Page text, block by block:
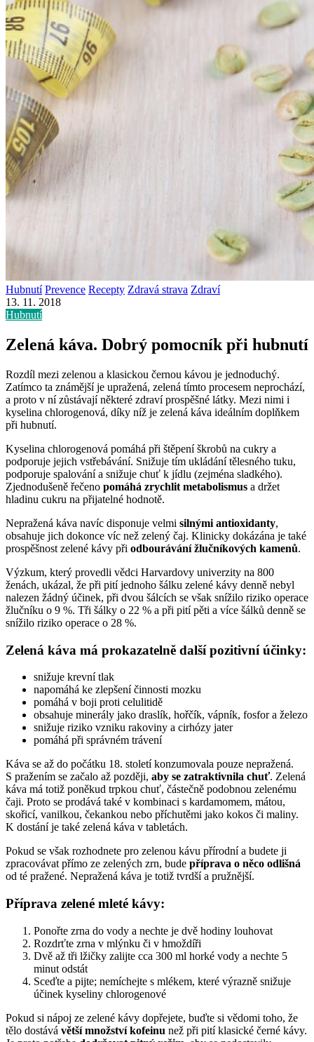
Hubnutí Prevence Recepty Zdravá strava Zdraví
13. 11. 2018
Hubnutí
Zelená káva. Dobrý pomocník při hubnutí
Rozdíl mezi zelenou a klasickou černou kávou je jednoduchý.
Zatímco ta známější je upražená, zelená tímto procesem neprochází,
a proto v ní zůstávají některé zdraví prospěšné látky. Mezi nimi i
kyselina chlorogenová, díky níž je zelená káva ideálním doplňkem
při hubnutí.
Kyselina chlorogenová pomáhá při štěpení škrobů na cukry a
podporuje jejich vstřebávání. Snižuje tím ukládání tělesného tuku,
podporuje spalování a snižuje chuť k jídlu (zejména sladkého).
Zjednodušeně řečeno pomáhá zrychlit metabolismus a držet
hladinu cukru na přijatelné hodnotě.
Nepražená káva navíc disponuje velmi silnými antioxidanty,
obsahuje jich dokonce víc než zelený čaj. Klinicky dokázána je také
prospěšnost zelené kávy při odbourávání žlučníkových kamenů.
Výzkum, který provedli vědci Harvardovy univerzity na 800
ženách, ukázal, že při pití jednoho šálku zelené kávy denně nebyl
nalezen žádný účinek, při dvou šálcích se však snížilo riziko operace
žlučníku o 9 %. Tři šálky o 22 % a při pití pěti a více šálků denně se
snížilo riziko operace o 28 %.
Zelená káva má prokazatelně další pozitivní účinky:
snižuje krevní tlak
napomáhá ke zlepšení činnosti mozku
pomáhá v boji proti celulitidě
obsahuje minerály jako draslík, hořčík, vápník, fosfor a železo
snižuje riziko vzniku rakoviny a cirhózy jater
pomáhá při správném trávení
Káva se až do počátku 18. století konzumovala pouze nepražená.
S pražením se začalo až později, aby se zatraktivnila chuť. Zelená
káva má totiž poněkud trpkou chuť, částečně podobnou zelenému
čaji. Proto se prodává také v kombinaci s kardamomem, mátou,
skořicí, vanilkou, čekankou nebo příchutěmi jako kokos či maliny.
K dostání je také zelená káva v tabletách.
Pokud se však rozhodnete pro zelenou kávu přírodní a budete ji
zpracovávat přímo ze zelených zrn, bude příprava o něco odlišná
od té pražené. Nepražená káva je totiž tvrdší a pružnější.
Příprava zelené mleté kávy:
Ponořte zrna do vody a nechte je dvě hodiny louhovat
Rozdrťte zrna v mlýnku či v hmoždíři
Dvě až tři lžičky zalijte cca 300 ml horké vody a nechte 5
minut odstát
Sceďte a pijte; nemíchejte s mlékem, které výrazně snižuje
účinek kyseliny chlorogenové
Pokud si nápoj ze zelené kávy dopřejete, buďte si vědomi toho, že
tělo dostává větší množství kofeinu než při pití klasické černé kávy.